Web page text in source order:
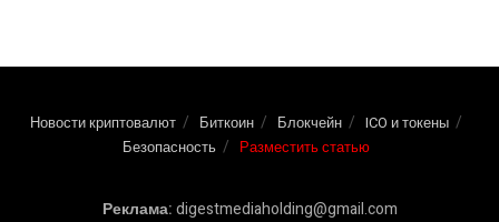
Новости криптовалют Биткоин Блокчейн
ICO и токены
Безопасность
Разместить статью
Реклама:digestmediaholding@gmail.com